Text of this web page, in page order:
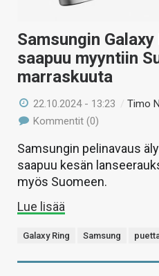
Samsungin
saapuu myyntiin
marraskuuta
22.10.2024 - 13:23 /Timo
Kommentit (0)
Samsungin pelinavaus
saapuu kesän
myös Suomeen.
Lue lisää
Galaxy Ring Samsung